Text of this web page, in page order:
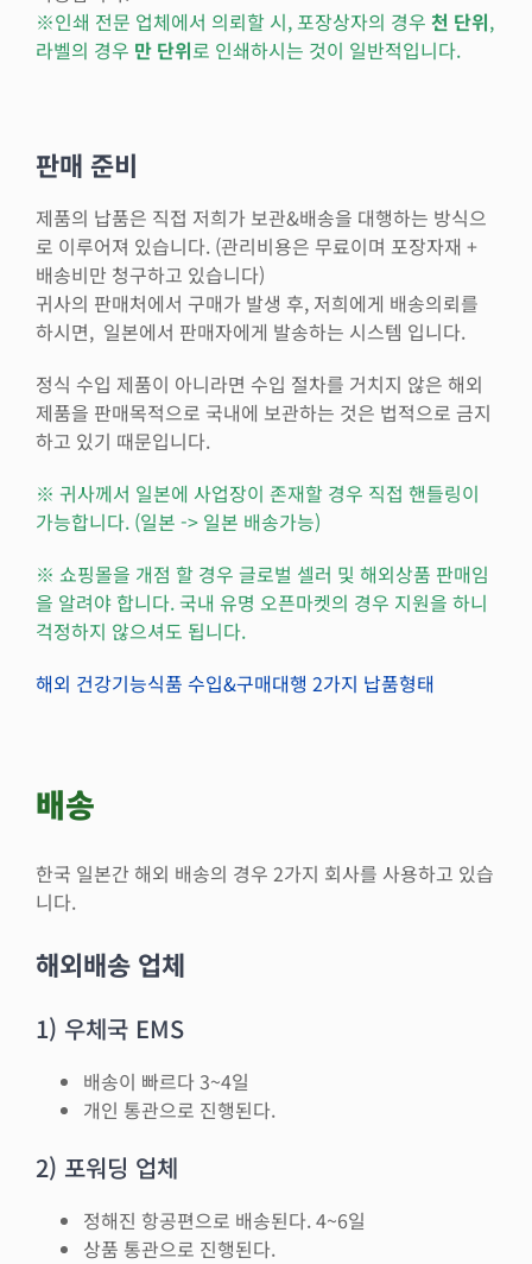
※인쇄 전문 업체에서 의뢰할 시, 포장상자의 경우 천 단위,
라벨의 경우 만 단위로 인쇄하시는 것이 일반적입니다.
판매 준비
제품의 납품은 직접 저희가 보관&배송을 대행하는 방식으
로 이루어져 있습니다. (관리비용은 무료이며 포장자재 +
배송비만 청구하고 있습니다)
귀사의 판매처에서 구매가 발생 후, 저희에게 배송의뢰를
하시면, 일본에서 판매자에게 발송하는 시스템 입니다.
정식 수입 제품이 아니라면 수입 절차를 거치지 않은 해외
제품을 판매목적으로 국내에 보관하는 것은 법적으로 금지
하고 있기 때문입니다.
※ 귀사께서 일본에 사업장이 존재할 경우 직접 핸들링이
가능합니다. (일본 -> 일본 배송가능)
※ 쇼핑몰을 개점 할 경우 글로벌 셀러 및 해외상품 판매임
을 알려야 합니다. 국내 유명 오픈마켓의 경우 지원을 하니
걱정하지 않으셔도 됩니다.
해외 건강기능식품 수입&구매대행 2가지 납품형태
배송
한국 일본간 해외 배송의 경우 2가지 회사를 사용하고 있습
니다.
해외배송 업체
1) 우체국 EMS
배송이 빠르다 3~4일
개인 통관으로 진행된다.
2) 포워딩 업체
정해진 항공편으로 배송된다. 4~6일
상품 통관으로 진행된다.